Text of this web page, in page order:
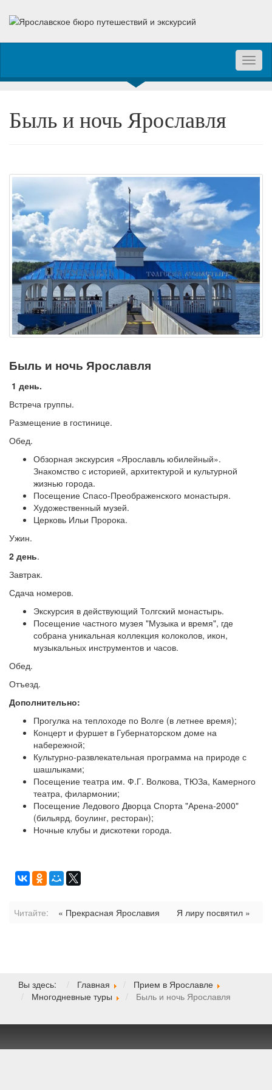
Быль и ночь Ярославля
Быль и ночь Ярославля
1 день.
Встреча группы.
Размещение в гостинице.
Обед.
Обзорная экскурсия «Ярославль юбилейный».
Знакомство с историей, архитектурой и культурной
жизнью города.
Посещение Спасо-Преображенского монастыря.
Художественный музей.
Церковь Ильи Пророка.
Ужин.
2 день.
Завтрак.
Сдача номеров.
Экскурсия в действующий Толгский монастырь.
Посещение частного музея "Музыка и время", где
собрана уникальная коллекция колоколов, икон,
музыкальных инструментов и часов.
Обед.
Отъезд.
Дополнительно:
Прогулка на теплоходе по Волге (в летнее время);
Концерт и фуршет в Губернаторском доме на
набережной;
Культурно-развлекательная программа на природе с
шашлыками;
Посещение театра им. Ф.Г. Волкова, ТЮЗа, Камерного
театра, филармонии;
Посещение Ледового Дворца Спорта "Арена-2000"
(бильярд, боулинг, ресторан);
Ночные клубы и дискотеки города.
Читайте: « Прекрасная Ярославия Я лиру посвятил »
Вы здесь: Главная
Прием в Ярославле
Многодневные туры
Быль и ночь Ярославля